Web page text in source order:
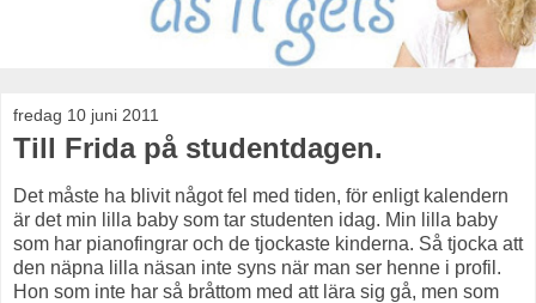
fredag 10 juni 2011
Till Frida på studentdagen.
Det måste ha blivit något fel med tiden, för enligt kalendern
är det min lilla baby som tar studenten idag. Min lilla baby
som har pianofingrar och de tjockaste kinderna. Så tjocka att
den näpna lilla näsan inte syns när man ser henne i profil.
Hon som inte har så bråttom med att lära sig gå, men som